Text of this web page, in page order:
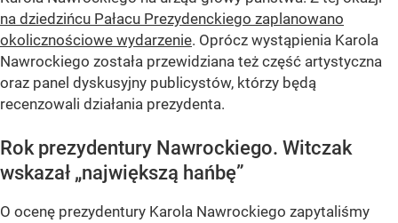
na dziedzińcu Pałacu Prezydenckiego zaplanowano
okolicznościowe wydarzenie. Oprócz wystąpienia Karola
Nawrockiego została przewidziana też część artystyczna
oraz panel dyskusyjny publicystów, którzy będą
recenzowali działania prezydenta.
Rok prezydentury Nawrockiego. Witczak
wskazał „największą hańbę”
O ocenę prezydentury Karola Nawrockiego zapytaliśmy